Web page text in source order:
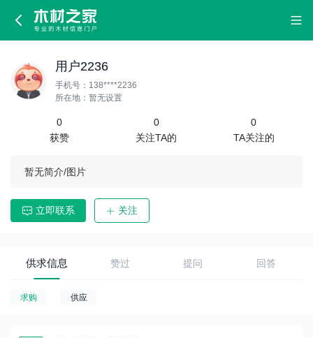
用户2236
手机号：138****2236
所在地：暂无设置
0
获赞
0
关注TA的
0
TA关注的
暂无简介/图片
立即联系 关注
供求信息 赞过 提问 回答
求购 供应